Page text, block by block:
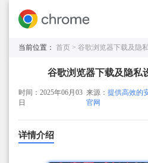
当前位置： 首页 > 谷歌浏览器下载及隐
谷歌浏览器下载及隐私
时间：2025年06月03
日
来源：提供高效的
官网
详情介绍